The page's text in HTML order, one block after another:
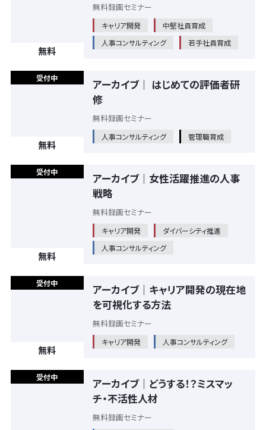
無料
無料録画セミナー
キャリア開発
中堅社員育成
人事コンサルティング
若手社員育成
受付中
無料
アーカイブ｜ はじめての評価者研
修
無料録画セミナー
人事コンサルティング 管理職育成
受付中
無料
アーカイブ｜女性活躍推進の人事
戦略
無料録画セミナー
キャリア開発
ダイバーシティ推進
人事コンサルティング
受付中
無料
アーカイブ｜キャリア開発の現在地
を可視化する方法
無料録画セミナー
キャリア開発 人事コンサルティング
受付中
アーカイブ｜どうする！？ミスマッ
チ・不活性人材
無料録画セミナー